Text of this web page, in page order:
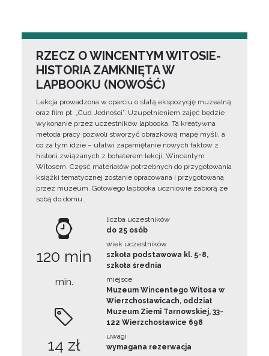
RZECZ O WINCENTYM WITOSIE-
HISTORIA ZAMKNIĘTA W
LAPBOOKU (NOWOŚĆ)
Lekcja prowadzona w oparciu o stałą ekspozycję muzealną
oraz film pt. „Cud Jedności”. Uzupełnieniem zajęć będzie
wykonanie przez uczestników lapbooka. Ta kreatywna
metoda pracy pozwoli stworzyć obrazkową mapę myśli, a
co za tym idzie – ułatwi zapamiętanie nowych faktów z
historii związanych z bohaterem lekcji, Wincentym
Witosem. Część materiałów potrzebnych do przygotowania
książki tematycznej zostanie opracowana i przygotowana
przez muzeum. Gotowego lapbooka uczniowie zabiorą ze
sobą do domu.
120 min
min.
14 zł
liczba uczestników
do 25 osób
wiek uczestników
szkoła podstawowa kl. 5-8,
szkoła średnia
miejsce
Muzeum Wincentego Witosa w
Wierzchosławicach, oddział
Muzeum Ziemi Tarnowskiej, 33-
122 Wierzchosławice 698
uwagi
wymagana rezerwacja